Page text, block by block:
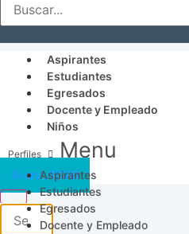
Aspirantes
Estudiantes
Egresados
Docente y Empleado
Niños
Menu
Aspirantes
Estudiantes
Egresados
Docente y Empleado
Acceso SICAU